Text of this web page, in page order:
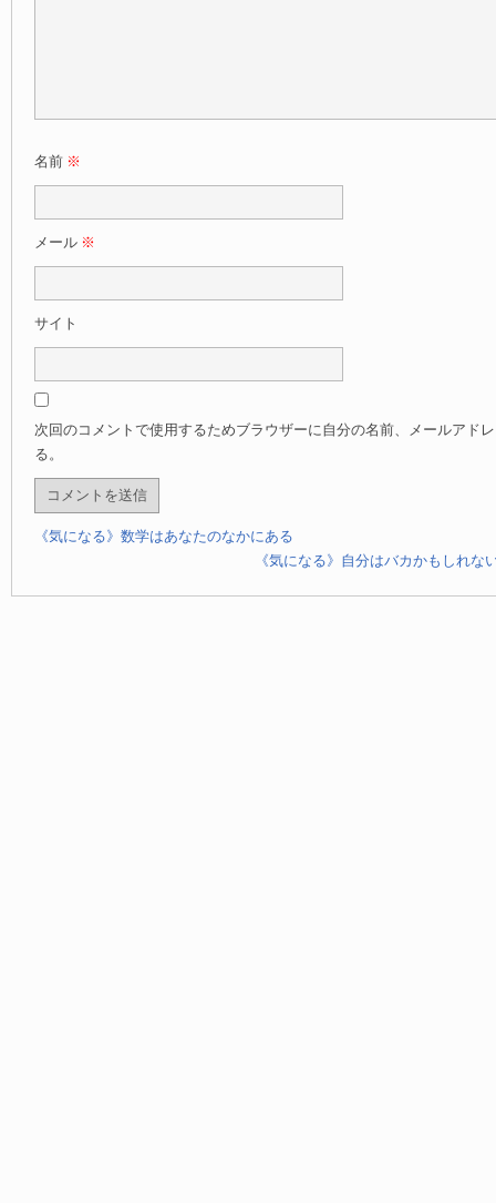
名前 ※
メール ※
サイト
次回のコメントで使用するためブラウザーに自分の名前、メールアド
る。
《気になる》数学はあなたのなかにある
《気になる》自分はバカかもしれな